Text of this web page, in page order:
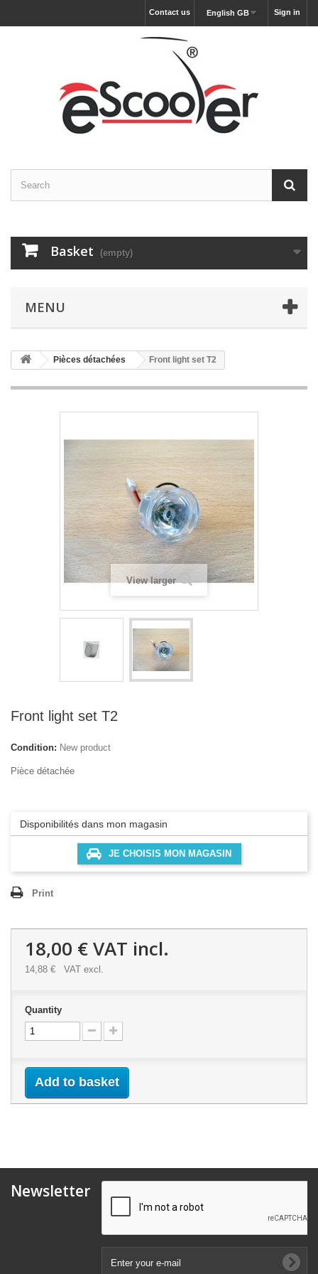
Sign in
English GB
Contact us
Basket (empty)
MENU
Pièces détachées Front light set T2
View larger
Front light set T2
Condition: New product
Pièce détachée
Disponibilités dans mon magasin
JE CHOISIS MON MAGASIN
Print
18,00 €VAT incl.
14,88 € VAT excl.
Quantity
Add to basket
Newsletter